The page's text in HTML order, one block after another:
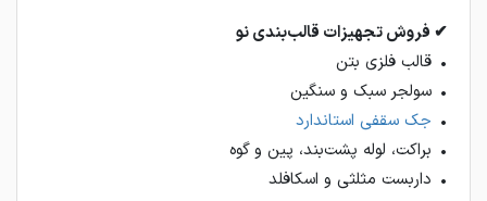
✔ فروش تجهیزات قالب‌بندی نو
• قالب فلزی بتن
• سولجر سبک و سنگین
• جک سقفی استاندارد
• براکت، لوله پشت‌بند، پین و گوه
• داربست مثلثی و اسکافلد